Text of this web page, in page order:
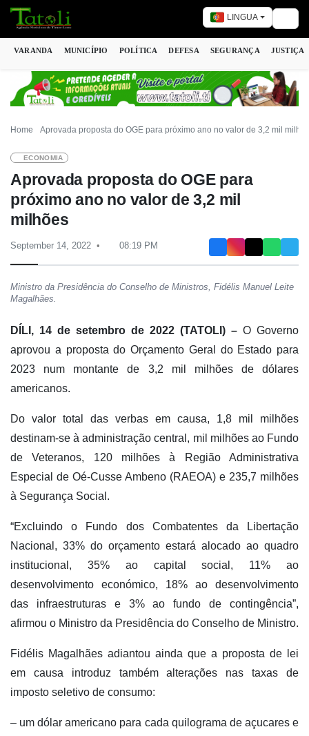
LINGUA
VARANDA MUNICÍPIO POLÍTICA DEFESA SEGURANÇA JUSTIÇA
Home Aprovada proposta do OGE para próximo ano no valor de 3,2 mil
ECONOMIA
Aprovada proposta do OGE para
próximo ano no valor de 3,2 mil
milhões
September 14, 2022 08:19 PM
Ministro da Presidência do Conselho de Ministros, Fidélis Manuel Leite
Magalhães.
DÍLI, 14 de setembro de 2022 (TATOLI) – O Governo
aprovou a proposta do Orçamento Geral do Estado para
2023 num montante de 3,2 mil milhões de dólares
americanos.
Do valor total das verbas em causa, 1,8 mil milhões
destinam-se à administração central, mil milhões ao Fundo
de Veteranos, 120 milhões à Região Administrativa
Especial de Oé-Cusse Ambeno (RAEOA) e 235,7 milhões
à Segurança Social.
“Excluindo o Fundo dos Combatentes da Libertação
Nacional, 33% do orçamento estará alocado ao quadro
institucional, 35% ao capital social, 11% ao
desenvolvimento económico, 18% ao desenvolvimento
das infraestruturas e 3% ao fundo de contingência”,
afirmou o Ministro da Presidência do Conselho de Ministro.
Fidélis Magalhães adiantou ainda que a proposta de lei
em causa introduz também alterações nas taxas de
imposto seletivo de consumo:
– um dólar americano para cada quilograma de açucares e